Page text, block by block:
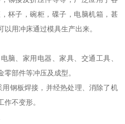
杯子，碗柜，碟子，电脑机箱，甚
用冲床通过模具生产出来。
脑、家用电器、家具、交通工具、
零部件等冲压及成型。
钢板焊接，并经热处理、消除了机
不变形。